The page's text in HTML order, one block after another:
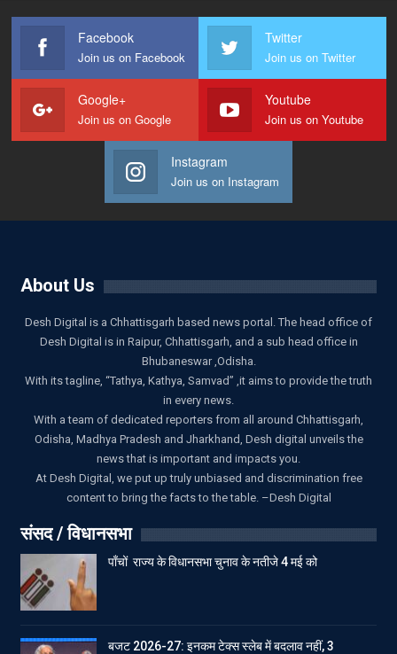
Facebook
Join us on Facebook
Twitter
Join us on Twitter
Google+
Join us on Google
Youtube
Join us on Youtube
Instagram
Join us on Instagram
About Us
Desh Digital is a Chhattisgarh based news portal. The head office of
Desh Digital is in Raipur, Chhattisgarh, and a sub head office in
Bhubaneswar ,Odisha.
With its tagline, “Tathya, Kathya, Samvad” ,it aims to provide the truth
in every news.
With a team of dedicated reporters from all around Chhattisgarh,
Odisha, Madhya Pradesh and Jharkhand, Desh digital unveils the
news that is important and impacts you.
At Desh Digital, we put up truly unbiased and discrimination free
content to bring the facts to the table. –Desh Digital
संसद / विधानसभा
पाँचों राज्य के विधानसभा चुनाव के नतीजे 4 मई को
बजट 2026-27: इनकम टेक्स स्लेब में बदलाव नहीं, 3